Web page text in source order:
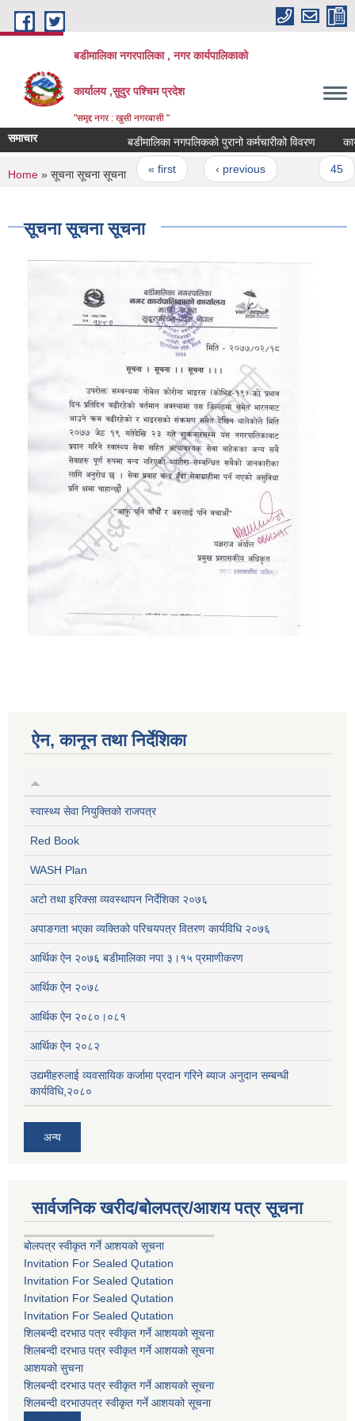
Skip to main content
बडीमालिका नगरपालिका , नगर कार्यपालिकाको
कार्यालय ,सुदुर पश्चिम प्रदेश
"समृद्द नगर : खुसी नगरबासी "
समाचार बडीमालिका नगपलिकको पुरानो कर्मचारीको विवरण
Pages
« first ‹ previous 45
You are here
Home » सूचना सूचना सूचना
सूचना सूचना सूचना
ऐन, कानून तथा निर्देशिका
स्वास्थ्य सेवा नियुक्तिको राजपत्र
Red Book
WASH Plan
अटो तथा इरिक्सा व्यवस्थापन निर्देशिका २०७६
अपाङगता भएका व्यक्तिको परिचयपत्र वितरण कार्यविधि २०७६
आर्थिक ऐन २०७६ बडीमालिका नपा ३।१५ प्रमाणीकरण
आर्थिक ऐन २०७८
आर्थिक ऐन २०८०।०८१
आर्थिक ऐन २०८२
उद्यमीहरुलाई व्यवसायिक कर्जामा प्रदान गरिने ब्याज अनुदान सम्बन्धी
कार्यविधि,२०८०
अन्य
सार्वजनिक खरीद/बोलपत्र/आशय पत्र सूचना
बोलपत्र स्वीकृत गर्ने आशयको सूचना
Invitation For Sealed Qutation
Invitation For Sealed Qutation
Invitation For Sealed Qutation
Invitation For Sealed Qutation
शिलबन्दी दरभाउ पत्र स्वीकृत गर्ने आशयको सूचना
शिलबन्दी दरभाउ पत्र स्वीकृत गर्ने आशयको सूचना
आशयको सुचना
शिलबन्दी दरभाउ पत्र स्वीकृत गर्ने आशयको सूचना
शिलबन्दी दरभाउपत्र स्वीकृत गर्ने आशयको सूचना